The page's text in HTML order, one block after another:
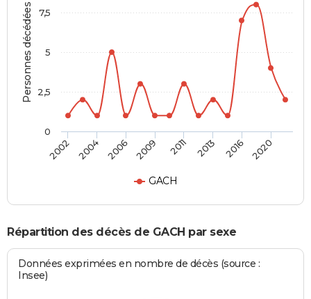
Personnes décédées
GACH
2002 2004 2006 2009 2011 2013 2016 2020
0
2,5
5
7,5
Répartition des décès de GACH par sexe
Données exprimées en nombre de décès (source :
Insee)